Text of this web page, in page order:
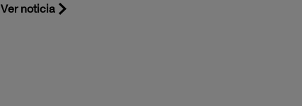
Ver noticia